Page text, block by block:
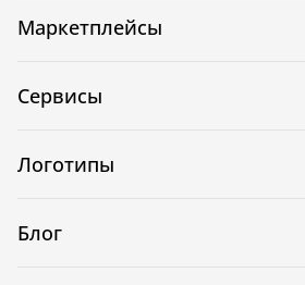
Маркетплейсы
Сервисы
Логотипы
Блог